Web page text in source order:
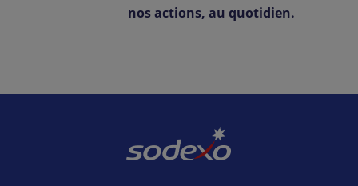
nos actions, au quotidien.